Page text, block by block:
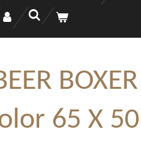
65 X